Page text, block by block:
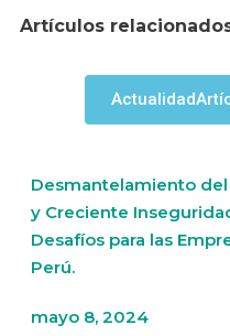
Artículos
Actualidad
Desmantelamiento del
y Creciente
Desafíos para las
Perú.
mayo 8, 2024